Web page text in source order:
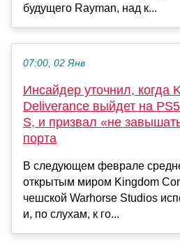
будущего Rayman, над к...
07:00, 02 Янв
Инсайдер уточнил, когда
Deliverance выйдет на
S, и призвал «не
порта
В следующем феврале
открытым миром Kingdom
чешской Warhorse Studios
и, по слухам, к го...